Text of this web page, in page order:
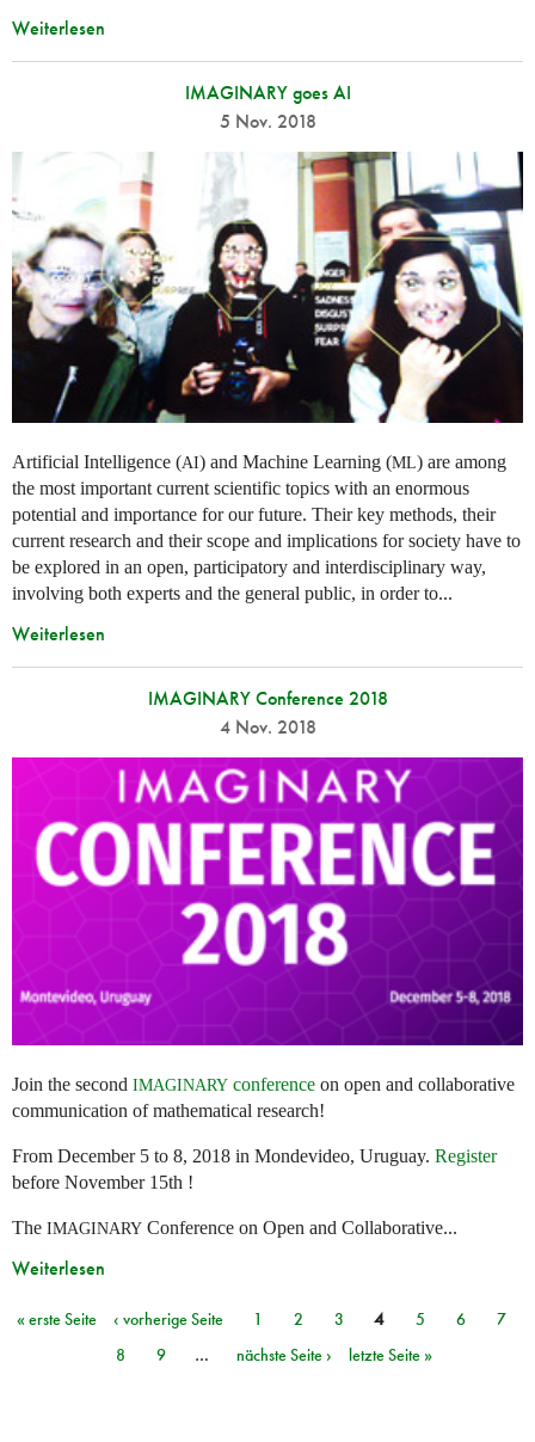
Weiterlesen
IMAGINARY goes AI
5 Nov. 2018
Artificial Intelligence (AI) and Machine Learning (ML) are among
the most important current scientific topics with an enormous
potential and importance for our future. Their key methods, their
current research and their scope and implications for society have to
be explored in an open, participatory and interdisciplinary way,
involving both experts and the general public, in order to...
Weiterlesen
IMAGINARY Conference 2018
4 Nov. 2018
Join the second IMAGINARY conference on open and collaborative
communication of mathematical research!
From December 5 to 8, 2018 in Mondevideo, Uruguay. Register
before November 15th !
The IMAGINARY Conference on Open and Collaborative...
Weiterlesen
Seiten
« erste Seite ‹ vorherige Seite 1 2 3 4 5 6
7
8
9 … nächste Seite › letzte Seite »